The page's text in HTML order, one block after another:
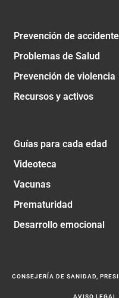
Prevención de
Problemas de Salud
Prevención de violencia
Recursos y activos
Guías para cada edad
Videoteca
Vacunas
Prematuridad
Desarrollo emocional
CONSEJERÍA DE SANIDAD,